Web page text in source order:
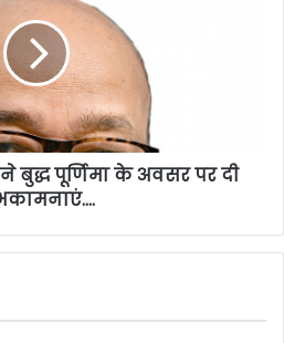
बुद्ध पूर्णिमा के अवसर पर दी